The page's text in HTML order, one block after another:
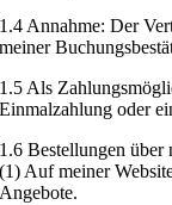
1.4 Annahme: Der
meiner
1.5 Als
Einmalzahlung oder
1.6 Bestellungen über
(1) Auf meiner
Angebote.